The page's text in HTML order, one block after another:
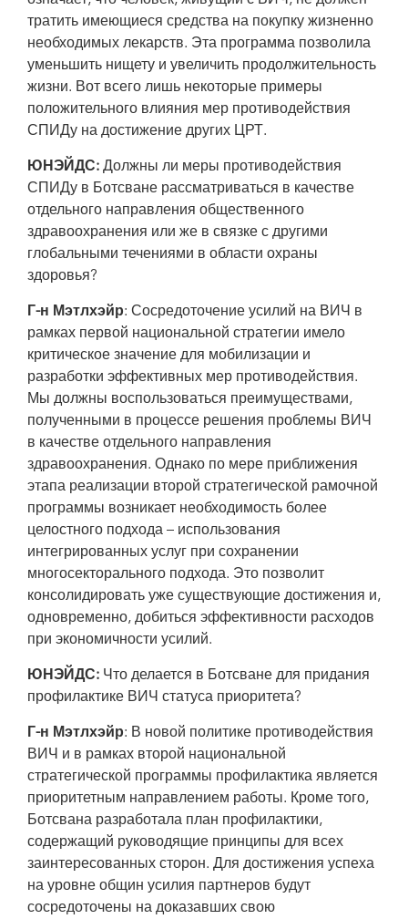
тратить имеющиеся средства на покупку жизненно
необходимых лекарств. Эта программа позволила
уменьшить нищету и увеличить продолжительность
жизни. Вот всего лишь некоторые примеры
положительного влияния мер противодействия
СПИДу на достижение других ЦРТ.
ЮНЭЙДС: Должны ли меры противодействия
СПИДу в Ботсване рассматриваться в качестве
отдельного направления общественного
здравоохранения или же в связке с другими
глобальными течениями в области охраны
здоровья?
Г-н Мэтлхэйр: Сосредоточение усилий на ВИЧ в
рамках первой национальной стратегии имело
критическое значение для мобилизации и
разработки эффективных мер противодействия.
Мы должны воспользоваться преимуществами,
полученными в процессе решения проблемы ВИЧ
в качестве отдельного направления
здравоохранения. Однако по мере приближения
этапа реализации второй стратегической рамочной
программы возникает необходимость более
целостного подхода – использования
интегрированных услуг при сохранении
многосекторального подхода. Это позволит
консолидировать уже существующие достижения и,
одновременно, добиться эффективности расходов
при экономичности усилий.
ЮНЭЙДС: Что делается в Ботсване для придания
профилактике ВИЧ статуса приоритета?
Г-н Мэтлхэйр: В новой политике противодействия
ВИЧ и в рамках второй национальной
стратегической программы профилактика является
приоритетным направлением работы. Кроме того,
Ботсвана разработала план профилактики,
содержащий руководящие принципы для всех
заинтересованных сторон. Для достижения успеха
на уровне общин усилия партнеров будут
сосредоточены на доказавших свою